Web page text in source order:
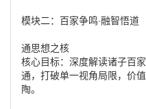
模块二：百家争鸣·融智悟道
通思想之核
核心目标：深度解读诸子百
通，打破单一视角局限，价
陶。